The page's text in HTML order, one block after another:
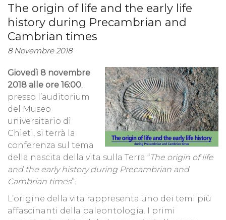
The origin of life and the early life
history during Precambrian and
Cambrian times
8 Novembre 2018
Giovedì 8 novembre
2018 alle ore 16:00,
presso l’auditorium
del Museo
universitario di
Chieti, si terrà la
conferenza sul tema
della nascita della vita sulla Terra “The origin of life
and the early history during Precambrian and
Cambrian times”.
L’origine della vita rappresenta uno dei temi più
affascinanti della paleontologia. I primi